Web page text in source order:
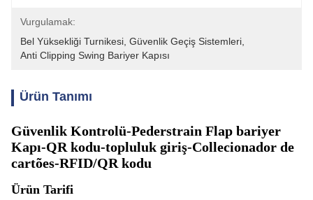
Vurgulamak:
Bel Yüksekliği Turnikesi Güvenlik Geçiş Sistemleri
Anti Clipping Swing Bariyer Kapısı
Ürün Tanımı
Güvenlik Kontrolü-Pederstrain Flap bariyer
Kapı-QR kodu-topluluk giriş-Collecionador de
cartões-RFID/QR kodu
Ürün Tarifi